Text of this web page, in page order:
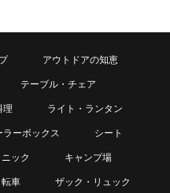
アウトドアの知恵
テーブル・チェア
理 ライト・ランタン
ラーボックス シート
ニック キャンプ場
転車 ザック・リュック